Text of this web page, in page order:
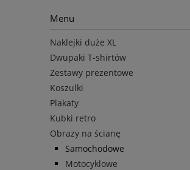
Menu
Naklejki duże XL
Dwupaki T-shirtów
Zestawy prezentowe
Koszulki
Plakaty
Kubki retro
Obrazy na ścianę
Samochodowe
Motocyklowe